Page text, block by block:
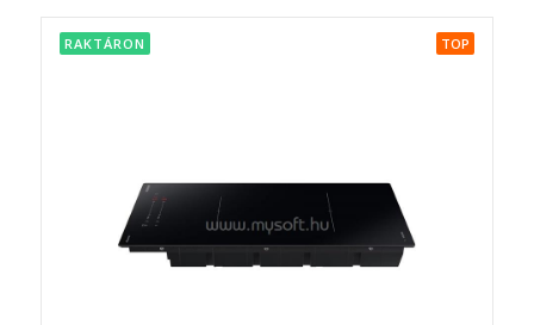
RAKTÁRON TOP